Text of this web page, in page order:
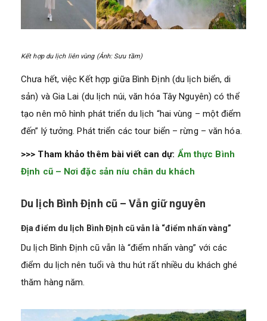
Kết hợp du lịch liên vùng (Ảnh: Sưu tầm)
Chưa hết, việc Kết hợp giữa Bình Định (du lịch biển, di
sản) và Gia Lai (du lịch núi, văn hóa Tây Nguyên) có thể
tạo nên mô hình phát triển du lịch “hai vùng – một điểm
đến” lý tưởng. Phát triển các tour biển – rừng – văn hóa.
>>> Tham khảo thêm bài viết can dự: Ẩm thực Bình
Định cũ – Nơi đặc sản níu chân du khách
Du lịch Bình Định cũ – Vẫn giữ nguyên
Địa điểm du lịch Bình Định cũ vẫn là “điểm nhấn vàng”
Du lịch Bình Định cũ vẫn là “điểm nhấn vàng” với các
điểm du lịch nên tuổi và thu hút rất nhiều du khách ghé
thăm hàng năm.